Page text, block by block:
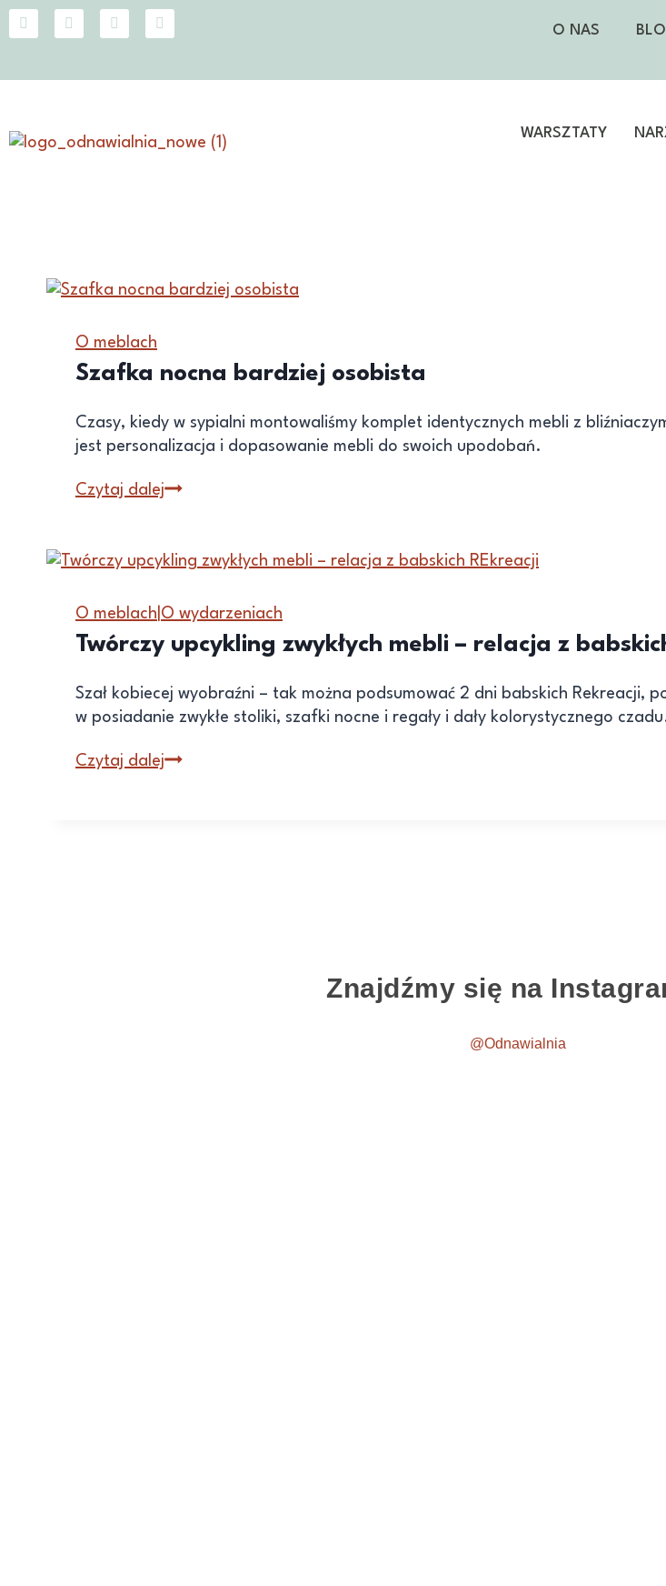
O NAS
WARSZTATY
O meblach
Szafka nocna bardziej osobista
Czasy, kiedy w sypialni montowaliśmy komplet identycznych mebli z
jest personalizacja i dopasowanie mebli do swoich upodobań.
Czytaj dalej
O meblach O wydarzeniach
Twórczy upcykling zwykłych mebli – relacja z
Szał kobiecej wyobraźni – tak można podsumować 2 dni babskich Rekreacji,
w posiadanie zwykłe stoliki, szafki nocne i regały i dały kolorystycznego
Czytaj dalej
Znajdźmy się na
@Odnawialnia